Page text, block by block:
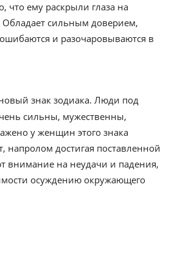
что ему раскрыли глаза на
сильным доверием,
и разочаровываются в
знак зодиака. Люди под
сильны, мужественны,
у женщин этого знака
напролом достигая поставленной
внимание на неудачи и падения,
осуждению окружающего